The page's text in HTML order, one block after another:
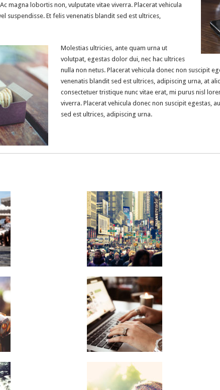
magna lobortis non, vulputate vitae viverra. Placerat vehicula
suspendisse. Et felis venenatis blandit sed est ultrices,
Molestias ultricies, ante quam urna ut
volutpat, egestas dolor dui, nec hac ultrices
nulla non netus. Placerat vehicula donec non suscipit
venenatis blandit sed est ultrices, adipiscing urna, at
consectetuer tristique nunc vitae erat, mi purus nisl
viverra. Placerat vehicula donec non suscipit egestas,
sed est ultrices, adipiscing urna.